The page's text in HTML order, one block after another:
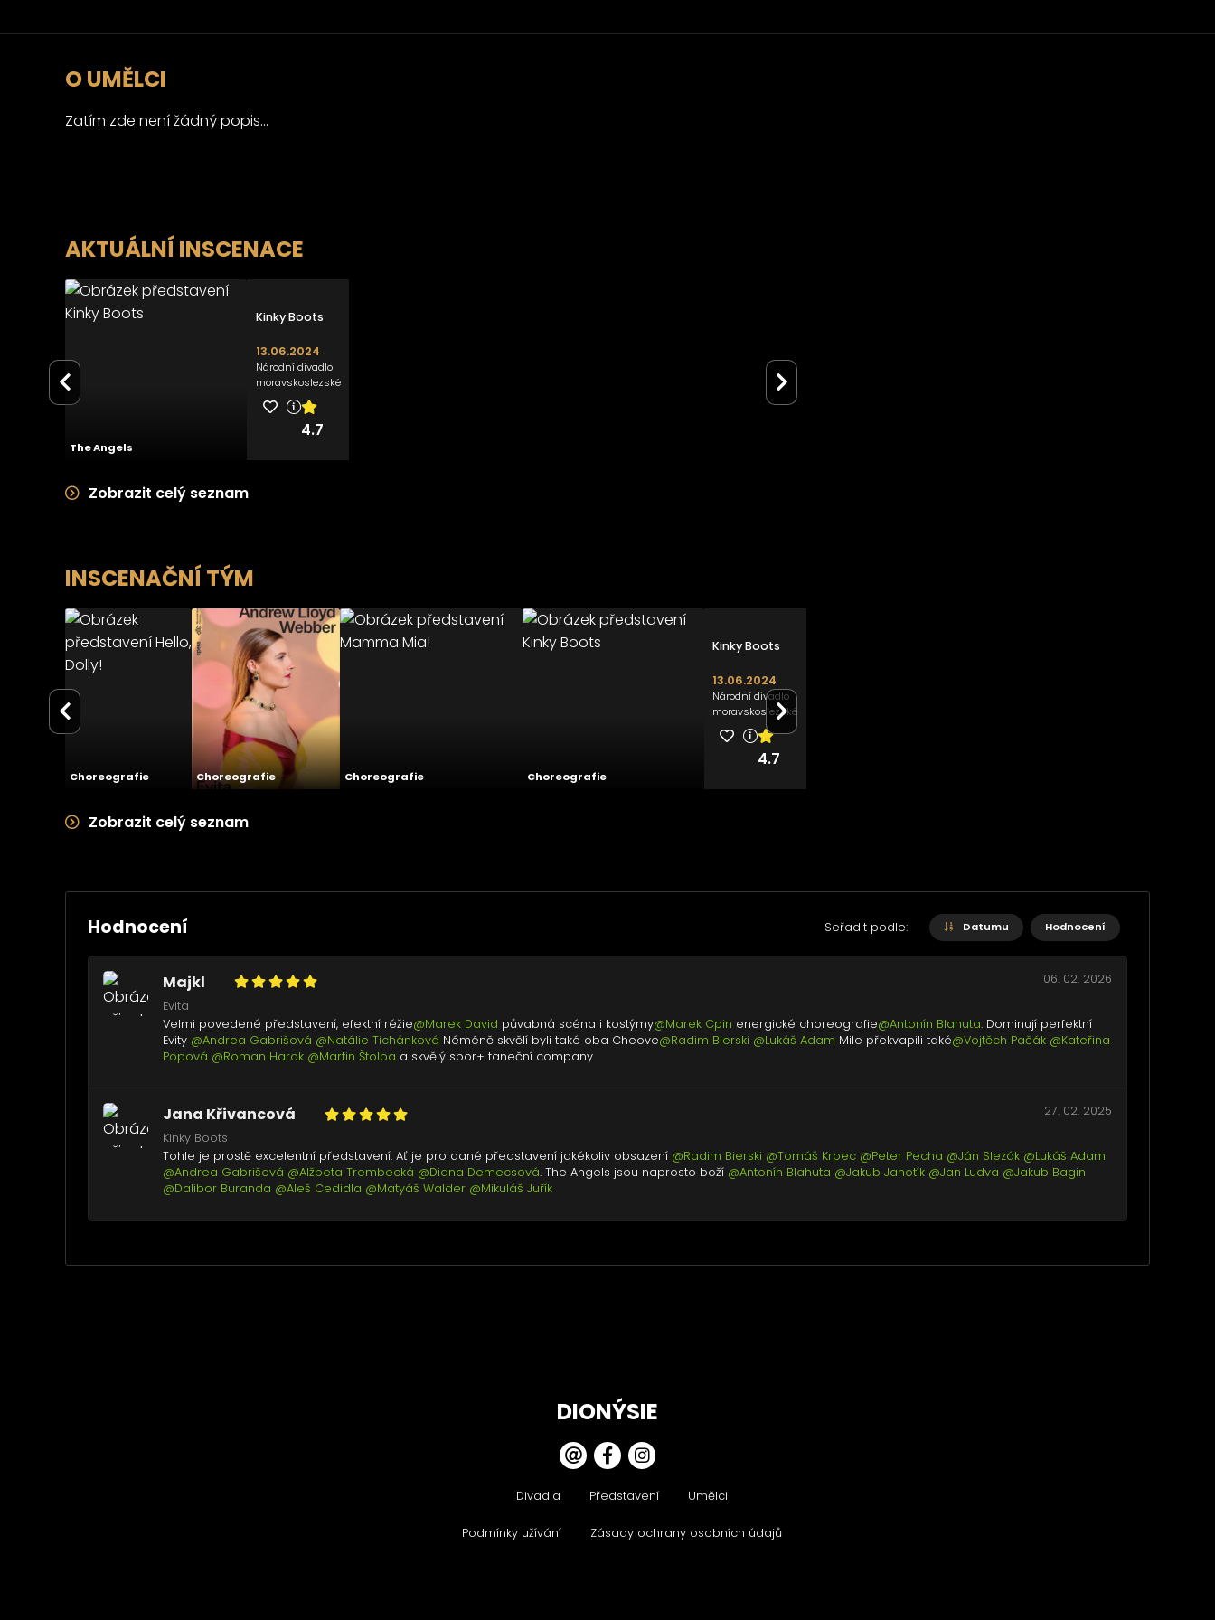
O UMĚLCI
Zatím zde není žádný popis...
AKTUÁLNÍ INSCENACE
The Angels
Kinky Boots
13.06.2024
Národní divadlo
moravskoslezské
4.7
Zobrazit celý seznam
INSCENAČNÍ TÝM
Choreografie
Hello, Dolly!
01.03.2026
Slezské
divadlo
Opava
5.0
Choreografie
Evita
Choreografie
Mamma Mia!
Choreografie
Kinky Boots
13.06.2024
Národní divadlo
moravskoslezské
4.7
Zobrazit celý seznam
Hodnocení Seřadit podle: Datumu Hodnocení
Majkl
06. 02. 2026
Evita
Velmi povedené představení, efektní réžie@Marek David půvabná scéna i kostýmy@Marek Cpin energické choreografie@Antonín Blahuta. Dominují perfektní
Evity @Andrea Gabrišová @Natálie Tichánková Néméně skvělí byli také oba Cheove@Radim Bierski @Lukáš Adam Mile překvapili také@Vojtěch Pačák @Kateřina
Popová @Roman Harok @Martin Štolba a skvělý sbor+ taneční company
Jana Křivancová
27. 02. 2025
Kinky Boots
Tohle je prostě excelentní představení. Ať je pro dané představení jakékoliv obsazení @Radim Bierski @Tomáš Krpec @Peter Pecha @Ján Slezák @Lukáš Adam
@Andrea Gabrišová @Alžbeta Trembecká @Diana Demecsová. The Angels jsou naprosto boží @Antonín Blahuta @Jakub Janotík @Jan Ludva @Jakub Bagin
@Dalibor Buranda @Aleš Cedidla @Matyáš Walder @Mikuláš Juřík
DIONÝSIE
Divadla Představení Umělci
Podmínky užívání Zásady ochrany osobních údajů